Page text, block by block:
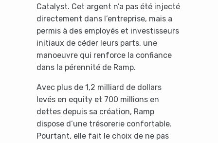
Catalyst. Cet argent n’a pas été injecté
directement dans l’entreprise, mais a
permis à des employés et investisseurs
initiaux de céder leurs parts, une
manoeuvre qui renforce la confiance
dans la pérennité de Ramp.
Avec plus de 1,2 milliard de dollars
levés en equity et 700 millions en
dettes depuis sa création, Ramp
dispose d’une trésorerie confortable.
Pourtant, elle fait le choix de ne pas